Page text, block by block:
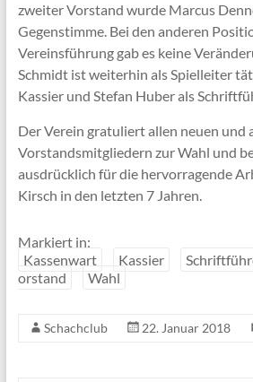
zweiter Vorstand wurde Marcus
Gegenstimme. Bei den anderen
Vereinsführung gab es keine
Schmidt ist weiterhin als Spielleiter
Kassier und Stefan Huber als
Der Verein gratuliert allen neuen und
Vorstandsmitgliedern zur Wahl und
ausdrücklich für die hervorragende
Kirsch in den letzten 7 Jahren.
Markiert in:
Kassenwart
Kassier
orstand
Wahl
Schachclub 22. Januar 2018